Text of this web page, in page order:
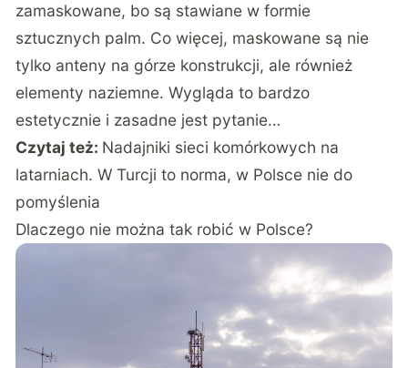
zamaskowane, bo są stawiane w formie
sztucznych palm. Co więcej, maskowane są nie
tylko anteny na górze konstrukcji, ale również
elementy naziemne. Wygląda to bardzo
estetycznie i zasadne jest pytanie…
Czytaj też: Nadajniki sieci komórkowych na
latarniach. W Turcji to norma, w Polsce nie do
pomyślenia
Dlaczego nie można tak robić w Polsce?